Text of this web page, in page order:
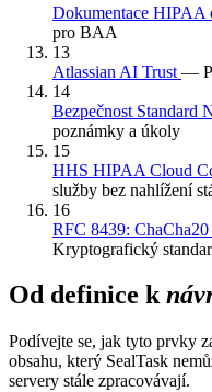
Dokumentace HIPAA
pro BAA
13
Atlassian AI Trust —
14
Bezpečnost Standard
poznámky a úkoly
15
HHS HIPAA Cloud
služby bez nahlížení
16
RFC 8439:
Kryptografický
Od definice k
Podívejte se, jak tyto prvky
obsahu, který SealTask
servery stále zpracovávají.